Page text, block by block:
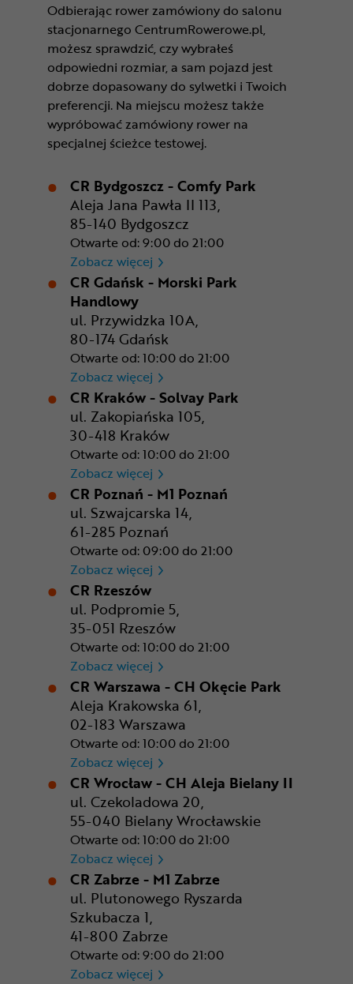
Odbierając rower zamówiony do salonu
stacjonarnego CentrumRowerowe.pl,
możesz sprawdzić, czy wybrałeś
odpowiedni rozmiar, a sam pojazd jest
dobrze dopasowany do sylwetki i Twoich
preferencji. Na miejscu możesz także
wypróbować zamówiony rower na
specjalnej ścieżce testowej.
CR Bydgoszcz - Comfy Park
Aleja Jana Pawła II 113,
85-140 Bydgoszcz
Otwarte od: 9:00 do 21:00
Zobacz więcej CR Bydgoszcz - Comfy Park
CR Gdańsk - Morski Park
Handlowy
ul. Przywidzka 10A,
80-174 Gdańsk
Otwarte od: 10:00 do 21:00
Zobacz więcej CR Gdańsk - Morski Park
CR Kraków - Solvay Park
ul. Zakopiańska 105,
30-418 Kraków
Otwarte od: 10:00 do 21:00
Zobacz więcej CR Kraków - Solvay Park
CR Poznań - M1 Poznań
ul. Szwajcarska 14,
61-285 Poznań
Otwarte od: 09:00 do 21:00
Zobacz więcej CR Poznań - M1 Poznań
CR Rzeszów
ul. Podpromie 5,
35-051 Rzeszów
Otwarte od: 10:00 do 21:00
Zobacz więcej CR Rzeszów
CR Warszawa - CH Okęcie Park
Aleja Krakowska 61,
02-183 Warszawa
Otwarte od: 10:00 do 21:00
Zobacz więcej CR Warszawa - CH Okęcie
CR Wrocław - CH Aleja Bielany II
ul. Czekoladowa 20,
55-040 Bielany Wrocławskie
Otwarte od: 10:00 do 21:00
Zobacz więcej CR Wrocław - CH Aleja
CR Zabrze - M1 Zabrze
ul. Plutonowego Ryszarda
Szkubacza 1,
41-800 Zabrze
Otwarte od: 9:00 do 21:00
Zobacz więcej CR Zabrze - M1 Zabrze